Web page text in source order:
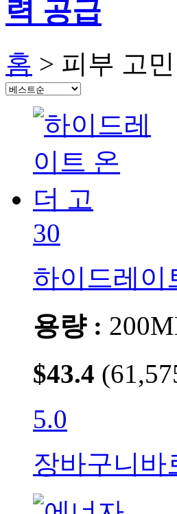
홈 > 피부 고
30
하이드레이
용량 :
$43.4
5.0
장바구니 바